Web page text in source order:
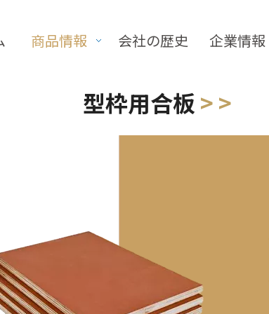
商品情報 会社の歴史 企業情報
型枠用合板> >